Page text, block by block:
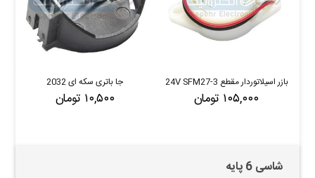
بازر اسیلاتوردار مقطع 3-24V SFM27
۱۰۵,۰۰۰ تومان
جا باتری سکه ای 2032
۱۰,۵۰۰ تومان
شاسی 6 پایه